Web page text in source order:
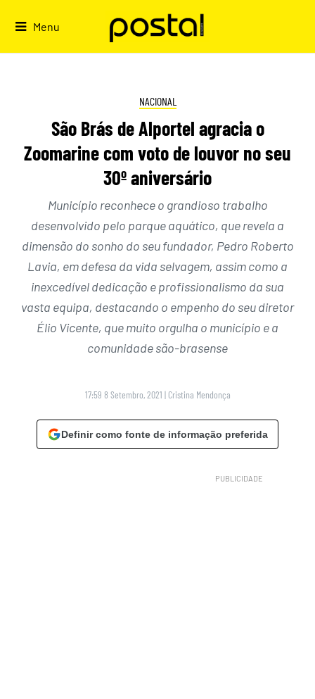
Menu
NACIONAL
São Brás de Alportel agracia o
Zoomarine com voto de louvor no seu
30º aniversário
Município reconhece o grandioso trabalho
desenvolvido pelo parque aquático, que revela a
dimensão do sonho do seu fundador, Pedro Roberto
Lavia, em defesa da vida selvagem, assim como a
inexcedível dedicação e profissionalismo da sua
vasta equipa, destacando o empenho do seu diretor
Élio Vicente, que muito orgulha o município e a
comunidade são-brasense
17:59 8 Setembro, 2021 | Cristina Mendonça
Definir como fonte de informação preferida